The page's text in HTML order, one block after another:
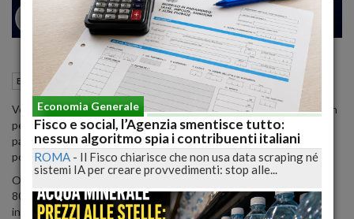
MILANO 24 27
Economia generale Roma (RM) 23 Marzo 2020 11:24
Venti freddi dalla Russia stanno sferzando il Paese dando il via a un
periodo decisamente invernale. Fino a giovedì l'inverno la farà da
padrone su molte regioni, addirittura con l'arrivo di un ciclone che
porterà un'intensa fase di maltempo su molte regioni.
Oggi i venti di Bora, Grecale e Tramontana che soffieranno fino a
80 km/h acuiranno la sensazione del freddo. Il tempo sarà un po'
instabile in Sicilia e in Calabria con qualche temporale, per il resto
Economia Generale
Fisco e social, l’Agenzia smentisce tutto:
nessun algoritmo spia i contribuenti italiani
ROMA - Il Fisco chiarisce che non usa data scraping né
sistemi IA per creare provvedimenti: stop alle...